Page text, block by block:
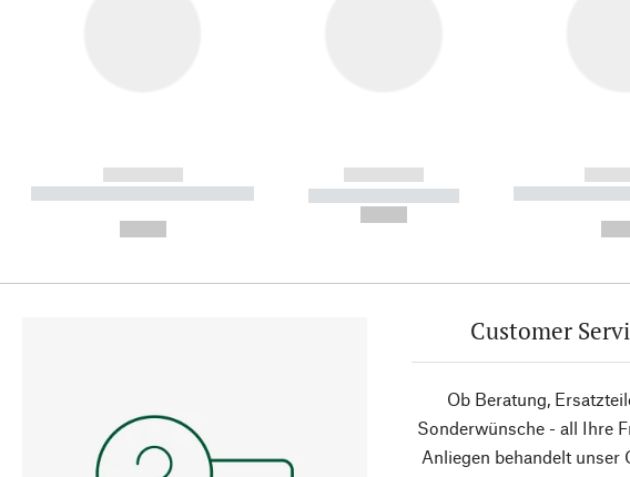
------------
----------- ----------- ----------
------------
----------- -----------
-----------
Customer
Ob Beratung,
Sonderwünsche - all Ihre
Anliegen behandelt unser